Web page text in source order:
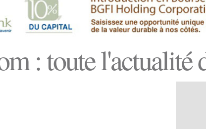
: toute l'actualité